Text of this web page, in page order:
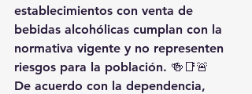
establecimientos con venta de
bebidas alcohólicas cumplan con la
normativa vigente y no representen
riesgos para la población. 🍻📑🚨
De acuerdo con la dependencia,